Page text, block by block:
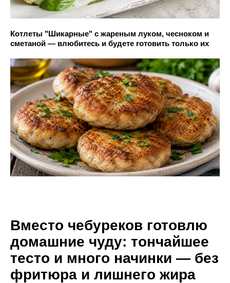
Котлеты "Шикарные" с жареным луком, чесноком и
сметаной — влюбитесь и будете готовить только их
Вместо чебуреков готовлю
домашние чуду: тончайшее
тесто и много начинки — без
фритюра и лишнего жира